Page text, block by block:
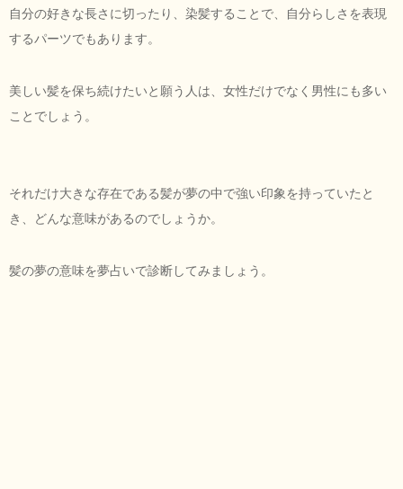
自分の好きな長さに切ったり、染髪することで、自分らしさを表現
するパーツでもあります。
美しい髪を保ち続けたいと願う人は、女性だけでなく男性にも多い
ことでしょう。
それだけ大きな存在である髪が夢の中で強い印象を持っていたと
き、どんな意味があるのでしょうか。
髪の夢の意味を夢占いで診断してみましょう。